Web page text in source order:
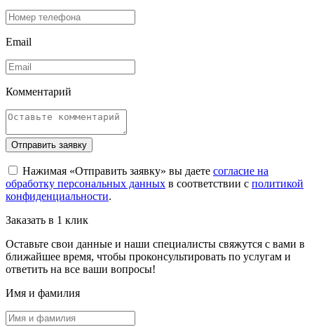
Email
Комментарий
Отправить заявку
Нажимая «Отправить заявку» вы даете согласие на
обработку персональных данных в соответствии с политикой
конфиденциальности.
Заказать в 1 клик
Оставьте свои данные и наши специалисты свяжутся с вами в
ближайшее время, чтобы проконсультировать по услугам и
ответить на все ваши вопросы!
Имя и фамилия